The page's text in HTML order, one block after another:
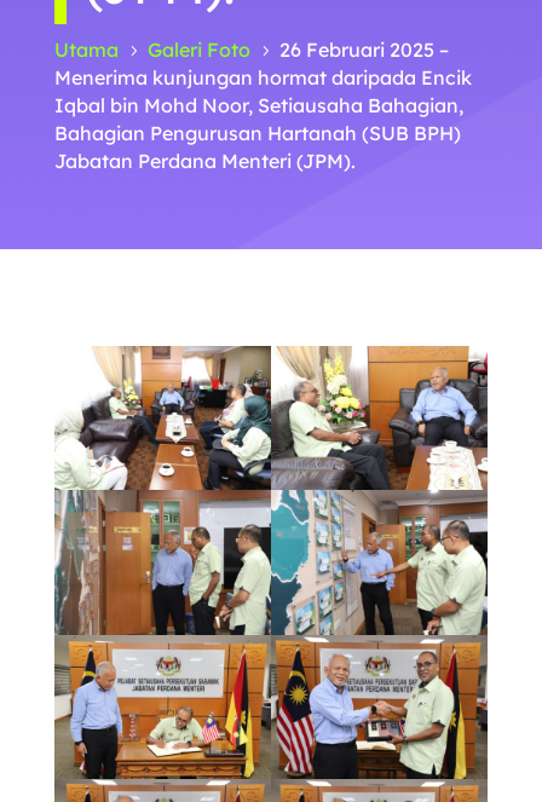
Utama 5 Galeri Foto 5
26 Februari 2025 –
Menerima kunjungan hormat daripada Encik
Iqbal bin Mohd Noor, Setiausaha Bahagian,
Bahagian Pengurusan Hartanah (SUB BPH)
Jabatan Perdana Menteri (JPM).